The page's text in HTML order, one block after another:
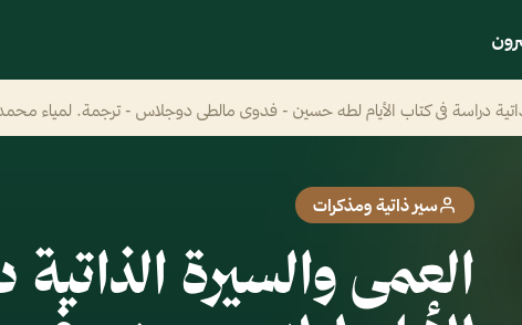
دراسة فى كتاب الأيام لطه حسين - فدوى مالطى دوجلاس - ترجمة. لمياء
سير ذاتية ومذكرات
العمى والسيرة